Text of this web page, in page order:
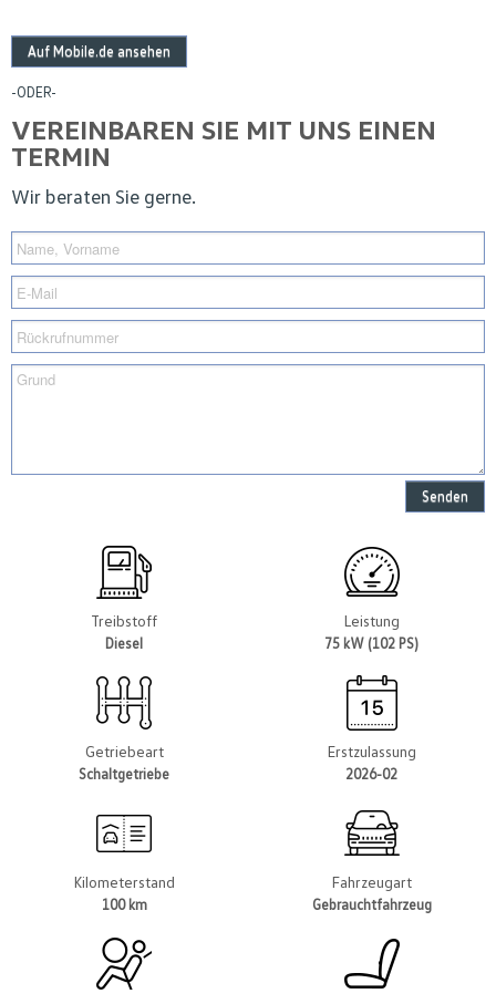
Auf Mobile.de ansehen
-ODER-
VEREINBAREN SIE MIT UNS EINEN
TERMIN
Wir beraten Sie gerne.
Senden
Treibstoff
Diesel
Leistung
75 kW (102 PS)
Getriebeart
Schaltgetriebe
Erstzulassung
2026-02
Kilometerstand
100 km
Fahrzeugart
Gebrauchtfahrzeug